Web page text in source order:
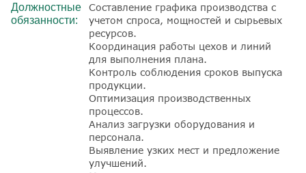
Должностные
обязанности:
Составление графика производства с
учетом спроса, мощностей и сырьевых
ресурсов.
Координация работы цехов и линий
для выполнения плана.
Контроль соблюдения сроков выпуска
продукции.
Оптимизация производственных
процессов.
Анализ загрузки оборудования и
персонала.
Выявление узких мест и предложение
улучшений.